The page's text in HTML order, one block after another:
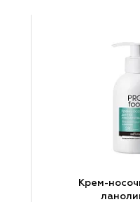
Крем-